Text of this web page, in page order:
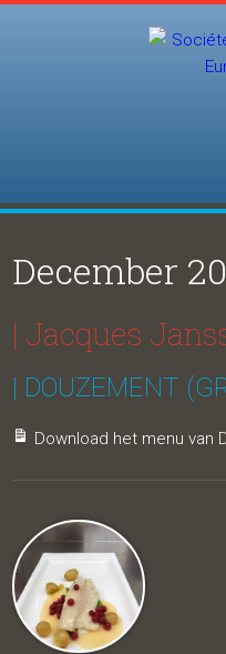
December
| Jacques
| DOUZEMENT
Download het menu van